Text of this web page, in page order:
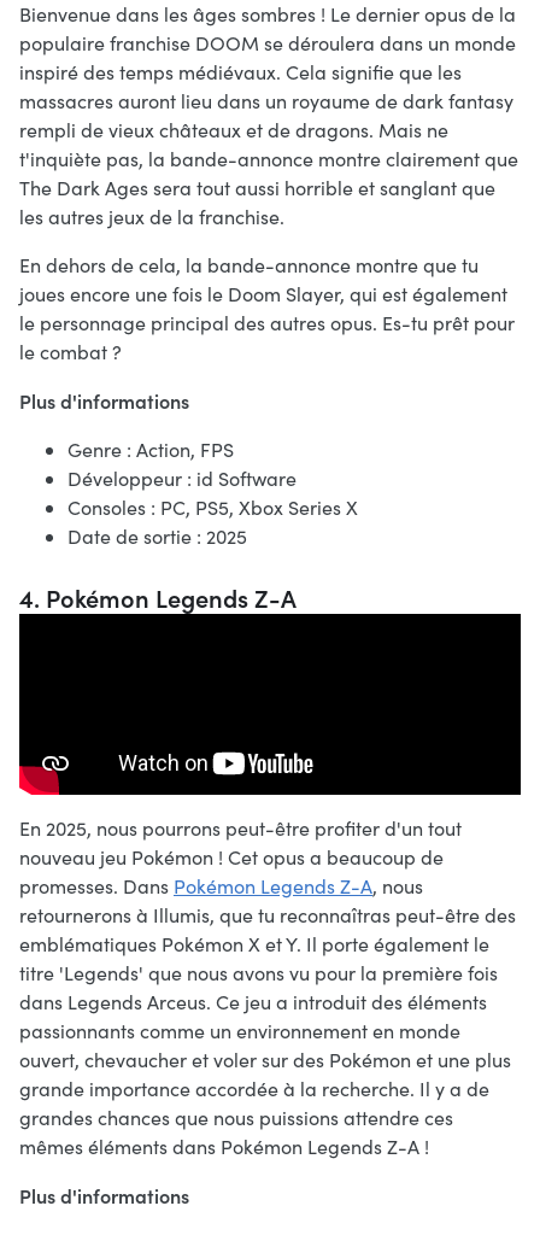
Bienvenue dans les âges sombres ! Le dernier opus de la
populaire franchise DOOM se déroulera dans un monde
inspiré des temps médiévaux. Cela signifie que les
massacres auront lieu dans un royaume de dark fantasy
rempli de vieux châteaux et de dragons. Mais ne
t'inquiète pas, la bande-annonce montre clairement que
The Dark Ages sera tout aussi horrible et sanglant que
les autres jeux de la franchise.
En dehors de cela, la bande-annonce montre que tu
joues encore une fois le Doom Slayer, qui est également
le personnage principal des autres opus. Es-tu prêt pour
le combat ?
Plus d'informations
Genre : Action, FPS
Développeur : id Software
Consoles : PC, PS5, Xbox Series X
Date de sortie : 2025
4. Pokémon Legends Z-A
En 2025, nous pourrons peut-être profiter d'un tout
nouveau jeu Pokémon ! Cet opus a beaucoup de
promesses. Dans Pokémon Legends Z-A, nous
retournerons à Illumis, que tu reconnaîtras peut-être des
emblématiques Pokémon X et Y. Il porte également le
titre 'Legends' que nous avons vu pour la première fois
dans Legends Arceus. Ce jeu a introduit des éléments
passionnants comme un environnement en monde
ouvert, chevaucher et voler sur des Pokémon et une plus
grande importance accordée à la recherche. Il y a de
grandes chances que nous puissions attendre ces
mêmes éléments dans Pokémon Legends Z-A !
Plus d'informations